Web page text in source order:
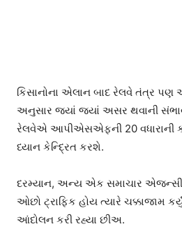
કિસાનોના એલાન બાદ રેલવે તંત્ર
અનુસાર જ્યાં જ્યાં અસર થવાની
રેલવેએ આપીએસએફની 20 વધારાની
ધ્યાન કેન્દ્રિત કરશે.
દરમ્યાન, અન્ય એક સમાચાર
ઓછો ટ્રાફિક હોય ત્યારે ચક્કાજામ
આંદોલન કરી રહ્યા છીઅ.